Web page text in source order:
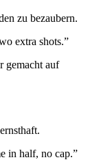
zu bezaubern.
extra shots.”
gemacht auf
in half, no cap.”